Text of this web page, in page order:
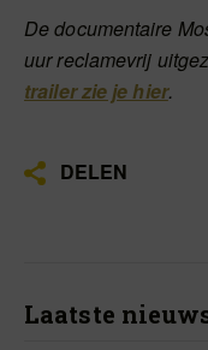
De documentaire
uur reclamevrij
trailer zie je hier.
DELEN
Laatste